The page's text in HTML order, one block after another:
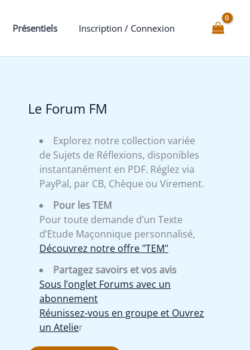
Présentiels Inscription / Connexion
Le Forum FM
Explorez notre collection variée
de Sujets de Réflexions, disponibles
instantanément en PDF. Réglez via
PayPal, par CB, Chèque ou Virement.
Pour les TEM
Pour toute demande d’un Texte
d’Etude Maçonnique personnalisé,
Découvrez notre offre "TEM"
Partagez savoirs et vos avis
Sous l’onglet Forums avec un
abonnement
Réunissez-vous en groupe et Ouvrez
un Atelier
la